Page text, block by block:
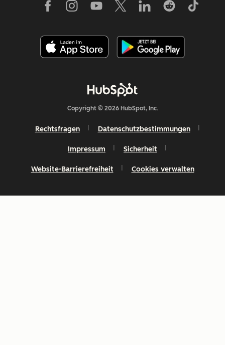
Copyright © 2026 HubSpot, Inc.
Rechtsfragen Datenschutzbestimmungen
Impressum Sicherheit
Website-Barrierefreiheit Cookies verwalten